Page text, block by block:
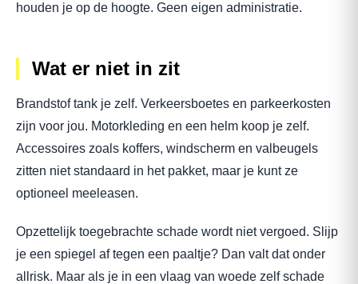
houden je op de hoogte. Geen eigen administratie.
Wat er niet in zit
Brandstof tank je zelf. Verkeersboetes en parkeerkosten
zijn voor jou. Motorkleding en een helm koop je zelf.
Accessoires zoals koffers, windscherm en valbeugels
zitten niet standaard in het pakket, maar je kunt ze
optioneel meeleasen.
Opzettelijk toegebrachte schade wordt niet vergoed. Slijp
je een spiegel af tegen een paaltje? Dan valt dat onder
allrisk. Maar als je in een vlaag van woede zelf schade